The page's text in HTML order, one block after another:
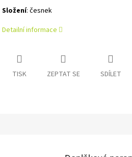
Složení: česnek
Detailní informace
TISK ZEPTAT SE SDÍLET